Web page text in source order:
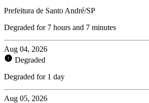
Prefeitura de Santo André/SP
Degraded for 7 hours and 7 minutes
Aug 04, 2026
Degraded
Degraded for 1 day
Aug 05, 2026